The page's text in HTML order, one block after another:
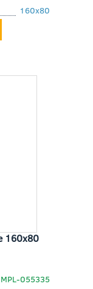
160x80
160x80
MPL-055335